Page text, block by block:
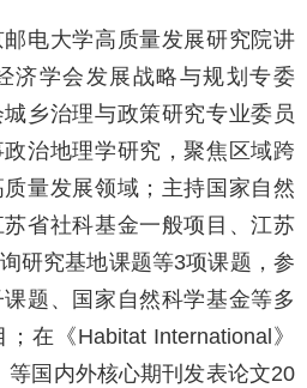
电大学高质量发展研究院讲
济学会发展战略与规划专委
乡治理与政策研究专业委员
治地理学研究，聚焦区域跨
量发展领域；主持国家自然
省社科基金一般项目、江苏
研究基地课题等3项课题，参
题、国家自然科学基金等多
；在《Habitat International 》
等国内外核心期刊发表论文20